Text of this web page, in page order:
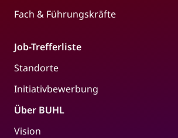
Fach & Führungskräfte
Job-Trefferliste
Standorte
Initiativbewerbung
Über BUHL
Vision